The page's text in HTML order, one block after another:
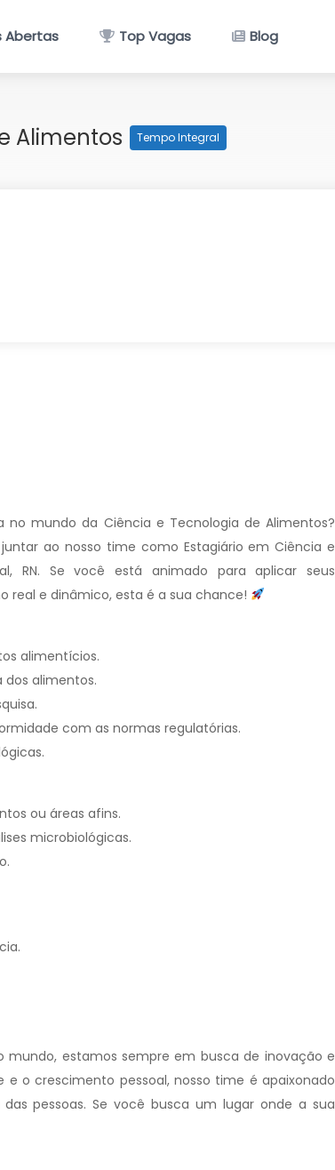
Abertas Top Vagas Blog
Alimentos Tempo Integral
mundo da Ciência e Tecnologia de Alimentos?
ao nosso time como Estagiário em Ciência e
RN. Se você está animado para aplicar seus
e dinâmico, esta é a sua chance!
alimentícios.
dos alimentos.
com as normas regulatórias.
ou áreas afins.
microbiológicas.
mundo, estamos sempre em busca de inovação e
o crescimento pessoal, nosso time é apaixonado
pessoas. Se você busca um lugar onde a sua